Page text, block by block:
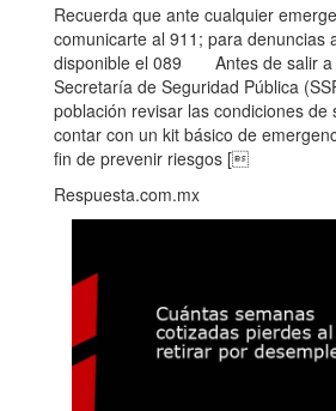
Recuerda que ante cualquier
comunicarte al 911; para denuncias
disponible el 089 Antes de salir a
Secretaría de Seguridad Pública
población revisar las condiciones de
contar con un kit básico de
fin de prevenir riesgos [
Respuesta.com.mx